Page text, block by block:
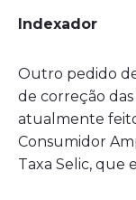
Indexador
Outro pedido
de correção das
atualmente
Consumidor
Taxa Selic, que